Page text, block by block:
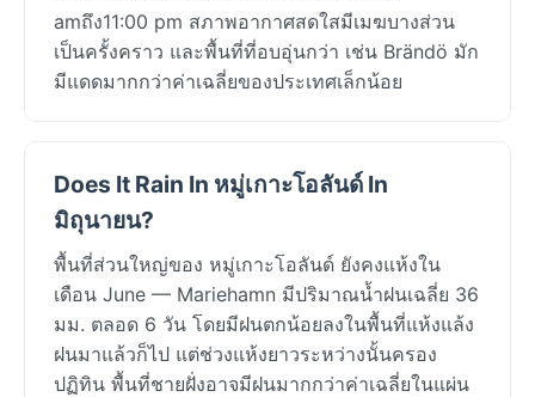
amถึง11:00 pm สภาพอากาศสดใสมีเมฆบางส่วน
เป็นครั้งคราว และพื้นที่ที่อบอุ่นกว่า เช่น Brändö มัก
มีแดดมากกว่าค่าเฉลี่ยของประเทศเล็กน้อย
Does It Rain In หมู่เกาะโอลันด์ In
มิถุนายน?
พื้นที่ส่วนใหญ่ของ หมู่เกาะโอลันด์ ยังคงแห้งใน
เดือน June — Mariehamn มีปริมาณน้ำฝนเฉลี่ย 36
มม. ตลอด 6 วัน โดยมีฝนตกน้อยลงในพื้นที่แห้งแล้ง
ฝนมาแล้วก็ไป แต่ช่วงแห้งยาวระหว่างนั้นครอง
ปฏิทิน พื้นที่ชายฝั่งอาจมีฝนมากกว่าค่าเฉลี่ยในแผ่น